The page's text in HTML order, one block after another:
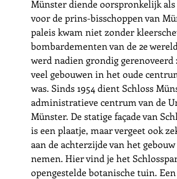
Münster diende oorspronkelijk
voor de prins-bisschoppen van
paleis kwam niet zonder
bombardementen van de 2e
werd nadien grondig gerenoveerd
veel gebouwen in het oude
was. Sinds 1954 dient Schloss
administratieve centrum van de
Münster. De statige façade van
is een plaatje, maar vergeet ook
aan de achterzijde van het
nemen. Hier vind je het
opengestelde botanische tuin. Een